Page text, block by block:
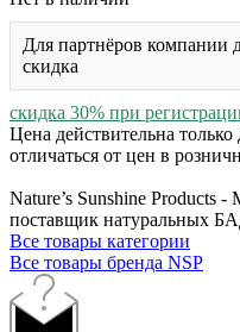
Для партнёров компании
скидка
скидка 30% при
Цена действительна
отличаться от цен в
Nature’s Sunshine Products
поставщик натуральных
Все товары категории
Все товары бренда NSP